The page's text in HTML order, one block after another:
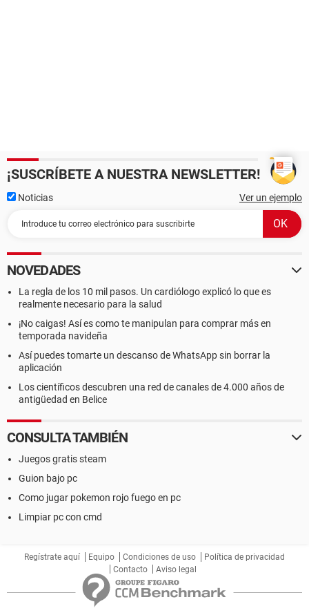
¡SUSCRÍBETE A NUESTRA NEWSLETTER!
Noticias Ver un ejemplo
NOVEDADES
La regla de los 10 mil pasos. Un cardiólogo explicó lo que es
realmente necesario para la salud
¡No caigas! Así es como te manipulan para comprar más en
temporada navideña
Así puedes tomarte un descanso de WhatsApp sin borrar la
aplicación
Los científicos descubren una red de canales de 4.000 años de
antigüedad en Belice
CONSULTA TAMBIÉN
Juegos gratis steam
Guion bajo pc
Como jugar pokemon rojo fuego en pc
Limpiar pc con cmd
Regístrate aquí Equipo Condiciones de uso
Política de privacidad
Contacto
Aviso legal